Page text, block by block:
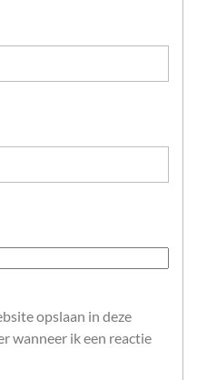
opslaan in deze
wanneer ik een reactie